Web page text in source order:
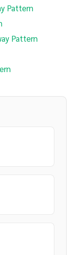
Pattern
Pattern